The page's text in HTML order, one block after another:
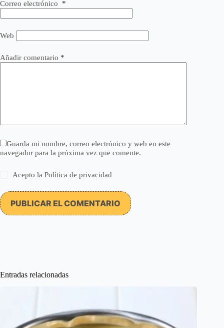
Correo electrónico *
Web
Añadir comentario *
Guarda mi nombre, correo electrónico y web en este
navegador para la próxima vez que comente.
Acepto laPolítica de privacidad
PUBLICAR EL COMENTARIO
Entradas relacionadas